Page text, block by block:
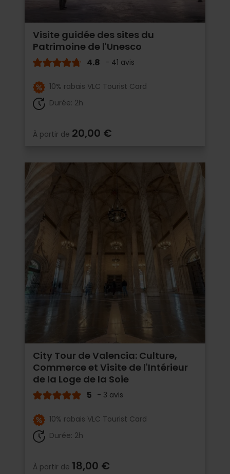
Visite guidée des sites du
Patrimoine de l'Unesco
4.8 - 41 avis
10% rabais VLC Tourist Card
Durée: 2h
À partir de 20,00 €
City Tour de Valencia: Culture,
Commerce et Visite de l'Intérieur
de la Loge de la Soie
5 - 3 avis
10% rabais VLC Tourist Card
Durée: 2h
À partir de 18,00 €